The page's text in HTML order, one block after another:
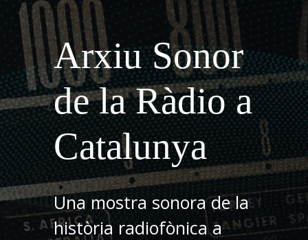
Arxiu Sonor
de la Ràdio a
Catalunya
Una mostra sonora de la
història radiofònica a